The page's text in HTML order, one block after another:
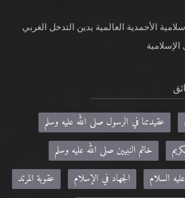
الأحمدية العالمية يدين التدخل الغربي
عقيدتنا في الرسول صلى الله عليه وسلم
خاتم النبيين صلى الله عليه وسلم
السلام
الجهاد في الإسلام
عقوبة المرتد